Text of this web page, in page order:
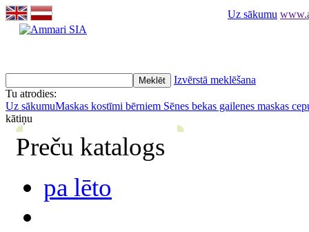
Uz sākumu
Izvērstā meklēšana
Tu atrodies:
Uz sākumuMaskas kostīmi bērniem Sēnes bekas gailenes maskas
kātiņu
Preču katalogs
pa lēto